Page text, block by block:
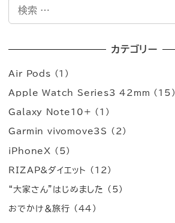
カテゴリー
Air Pods (1)
Apple Watch Series3 42mm (15)
Galaxy Note10+ (1)
Garmin vivomove3S (2)
iPhoneX (5)
RIZAP&ダイエット (12)
“大家さん”はじめました (5)
おでかけ＆旅行 (44)